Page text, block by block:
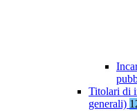
Titolari di
generali)